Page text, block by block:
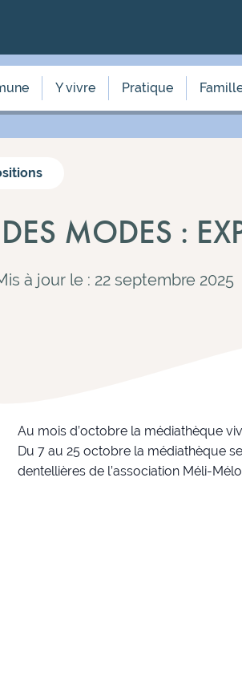
Y vivre Pratique
DES MODES :
à jour le : 22 septembre 2025
Au mois d’octobre la médiathèque
Du 7 au 25 octobre la médiathèque
dentellières de l’association Méli-